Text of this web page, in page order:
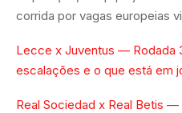
corrida por vagas europeias
Lecce x Juventus — Rodada
escalações e o que está em
Real Sociedad x Real Betis